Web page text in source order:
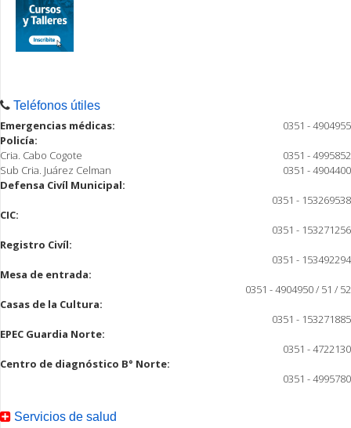
Teléfonos útiles
Emergencias médicas:
0351 - 4904955
Policía:
Cria. Cabo Cogote
0351 - 4995852
Sub Cria. Juárez Celman
0351 - 4904400
Defensa Civíl Municipal:
0351 - 153269538
CIC:
0351 - 153271256
Registro Civíl:
0351 - 153492294
Mesa de entrada:
0351 - 4904950 / 51 / 52
Casas de la Cultura:
0351 - 153271885
EPEC Guardia Norte:
0351 - 4722130
Centro de diagnóstico B° Norte:
0351 - 4995780
Servicios de salud